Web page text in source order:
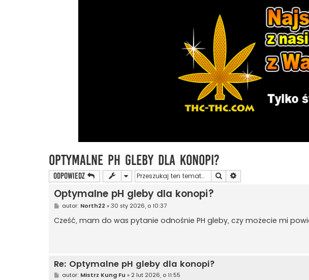
Optymalne pH gleby dla konopi?
ODPOWIEDZ Szukaj
Optymalne pH gleby dla konopi?
P
s
t
autor: North22 »30 sty 2026, o 10:37
Cześć, mam do was pytanie odnośnie PH gleby, czy możecie mi
Re: Optymalne pH gleby dla konopi?
Pautor: Mistrz Kung Fu » 2 lut 2026, o 11:55